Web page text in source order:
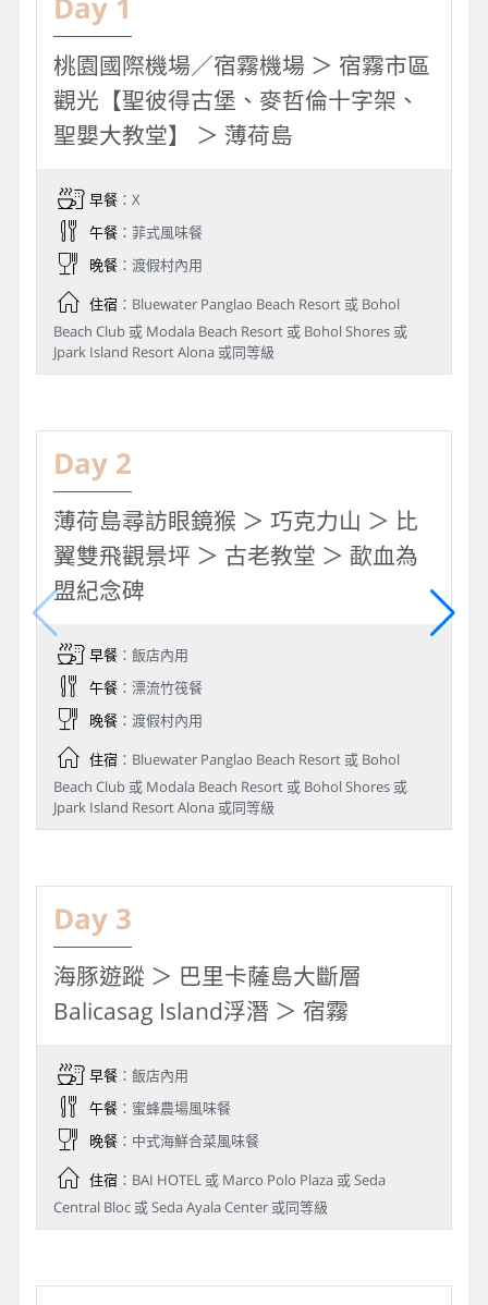
Day 1
桃園國際機場／宿霧機場 ＞ 宿霧市區
觀光【聖彼得古堡、麥哲倫十字架、
聖嬰大教堂】 ＞ 薄荷島
早餐：X
午餐：菲式風味餐
晚餐：渡假村內用
住宿：Bluewater Panglao Beach Resort 或 Bohol
Beach Club 或 Modala Beach Resort 或 Bohol Shores 或
Jpark Island Resort Alona 或同等級
Day 2
薄荷島尋訪眼鏡猴 ＞ 巧克力山 ＞ 比
翼雙飛觀景坪 ＞ 古老教堂 ＞ 歃血為
盟紀念碑
早餐：飯店內用
午餐：漂流竹筏餐
晚餐：渡假村內用
住宿：Bluewater Panglao Beach Resort 或 Bohol
Beach Club 或 Modala Beach Resort 或 Bohol Shores 或
Jpark Island Resort Alona 或同等級
Day 3
海豚遊蹤 ＞ 巴里卡薩島大斷層
Balicasag Island浮潛 ＞ 宿霧
早餐：飯店內用
午餐：蜜蜂農場風味餐
晚餐：中式海鮮合菜風味餐
住宿：BAI HOTEL 或 Marco Polo Plaza 或 Seda
Central Bloc 或 Seda Ayala Center 或同等級